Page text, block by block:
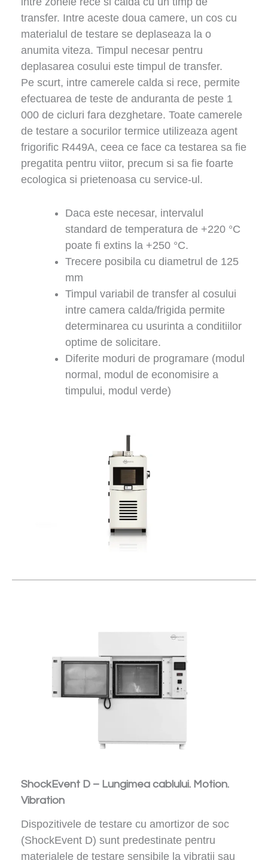
transfer. Intre aceste doua camere, un cos cu
materialul de testare se deplaseaza la o
anumita viteza. Timpul necesar pentru
deplasarea cosului este timpul de transfer.
Pe scurt, intre camerele calda si rece, permite
efectuarea de teste de anduranta de peste 1
000 de cicluri fara dezghetare. Toate camerele
de testare a socurilor termice utilizeaza agent
frigorific R449A, ceea ce face ca testarea sa fie
pregatita pentru viitor, precum si sa fie foarte
ecologica si prietenoasa cu service-ul.
Daca este necesar, intervalul
standard de temperatura de +220 °C
poate fi extins la +250 °C.
Trecere posibila cu diametrul de 125
mm
Timpul variabil de transfer al cosului
intre camera calda/frigida permite
determinarea cu usurinta a conditiilor
optime de solicitare.
Diferite moduri de programare (modul
normal, modul de economisire a
timpului, modul verde)
ShockEvent D – Lungimea cablului. Motion.
Vibration
Dispozitivele de testare cu amortizor de soc
(ShockEvent D) sunt predestinate pentru
materialele de testare sensibile la vibratii sau